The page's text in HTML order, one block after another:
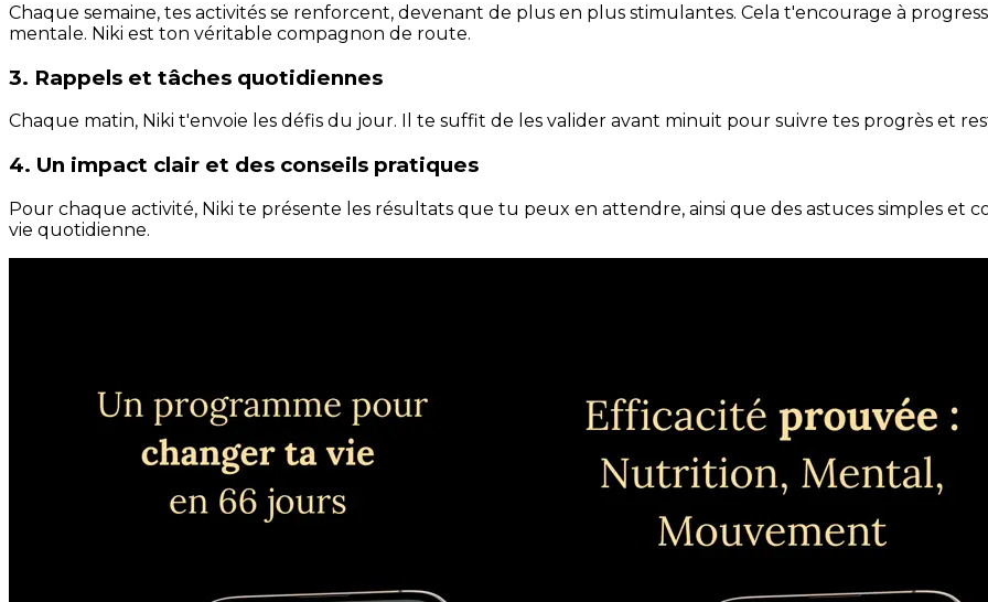
Chaque semaine, tes activités se renforcent, devenant de plus en plus stimulantes. Cela t'encourage à
mentale. Niki est ton véritable compagnon de route.
3. Rappels et tâches quotidiennes
Chaque matin, Niki t'envoie les défis du jour. Il te suffit de les valider avant minuit pour suivre tes progrès et
4. Un impact clair et des conseils pratiques
Pour chaque activité, Niki te présente les résultats que tu peux en attendre, ainsi que des astuces simples et
vie quotidienne.